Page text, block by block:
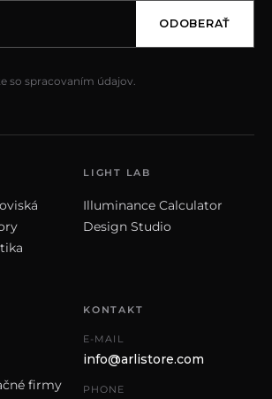
ODOBERAŤ
so spracovaním údajov.
LIGHT LAB
Illuminance Calculator
Design Studio
firmy
KONTAKT
E-MAIL
info@arlistore.com
PHONE